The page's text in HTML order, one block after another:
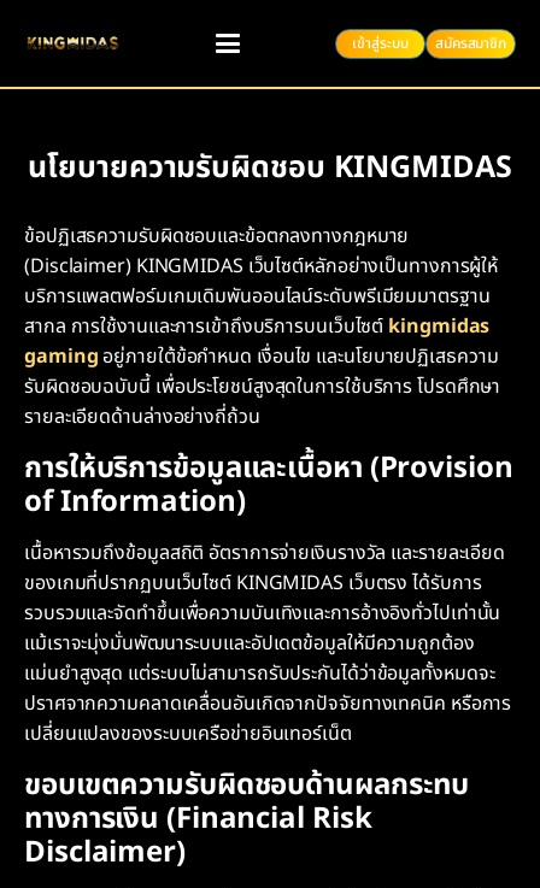
เข้าสู่ระบบ สมัครสมาชิก
นโยบายความรับผิดชอบ KINGMIDAS
ข้อปฏิเสธความรับผิดชอบและข้อตกลงทางกฎหมาย
(Disclaimer) KINGMIDAS เว็บไซต์หลักอย่างเป็นทางการผู้ให้
บริการแพลตฟอร์มเกมเดิมพันออนไลน์ระดับพรีเมียมมาตรฐาน
สากล การใช้งานและการเข้าถึงบริการบนเว็บไซต์ kingmidas
gaming อยู่ภายใต้ข้อกำหนด เงื่อนไข และนโยบายปฏิเสธความ
รับผิดชอบฉบับนี้ เพื่อประโยชน์สูงสุดในการใช้บริการ โปรดศึกษา
รายละเอียดด้านล่างอย่างถี่ถ้วน
การให้บริการข้อมูลและเนื้อหา (Provision
of Information)
เนื้อหารวมถึงข้อมูลสถิติ อัตราการจ่ายเงินรางวัล และรายละเอียด
ของเกมที่ปรากฏบนเว็บไซต์ KINGMIDAS เว็บตรง ได้รับการ
รวบรวมและจัดทำขึ้นเพื่อความบันเทิงและการอ้างอิงทั่วไปเท่านั้น
แม้เราจะมุ่งมั่นพัฒนาระบบและอัปเดตข้อมูลให้มีความถูกต้อง
แม่นยำสูงสุด แต่ระบบไม่สามารถรับประกันได้ว่าข้อมูลทั้งหมดจะ
ปราศจากความคลาดเคลื่อนอันเกิดจากปัจจัยทางเทคนิค หรือการ
เปลี่ยนแปลงของระบบเครือข่ายอินเทอร์เน็ต
ขอบเขตความรับผิดชอบด้านผลกระทบ
ทางการเงิน (Financial Risk
Disclaimer)